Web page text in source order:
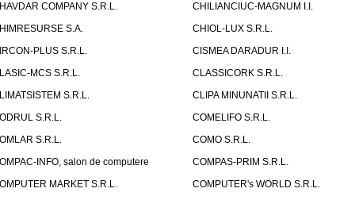
COMPANY S.R.L.
CHILIANCIUC-MAGNUM I.I.
S.A.
CHIOL-LUX S.R.L.
PLUS S.R.L.
CISMEA DARADUR I.I.
MCS S.R.L.
CLASSICORK S.R.L.
S.R.L.
CLIPA MINUNATII S.R.L.
S.R.L.
COMELIFO S.R.L.
S.R.L.
COMO S.R.L.
INFO, salon de computere
COMPAS-PRIM S.R.L.
MARKET S.R.L.
COMPUTER's WORLD S.R.L.